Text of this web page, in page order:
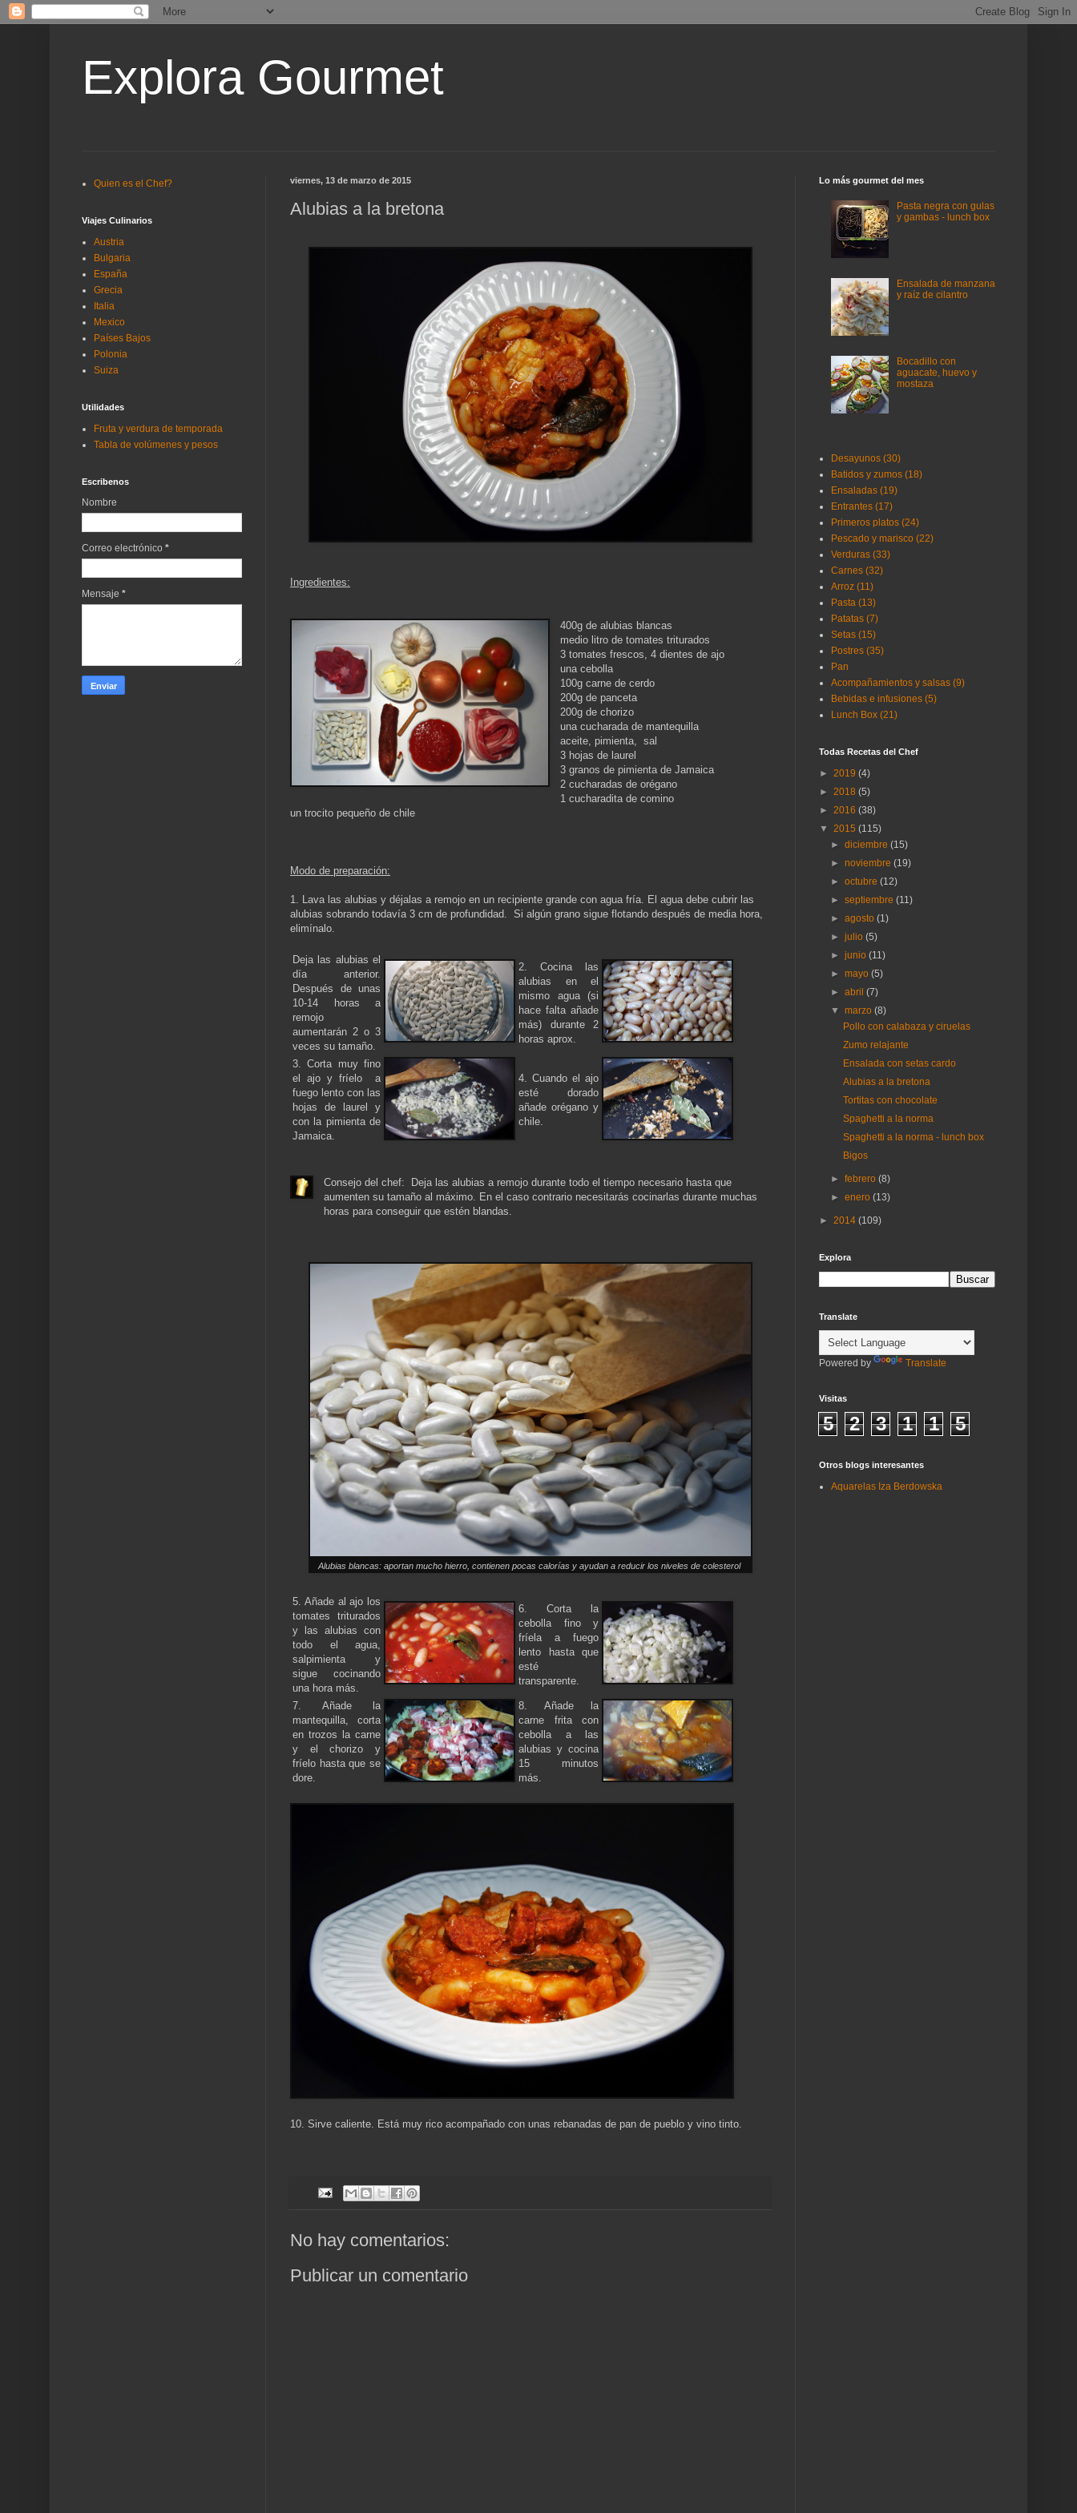
Explora Gourmet
viernes, 13 de marzo de 2015
Alubias a la bretona
Ingredientes:
400g de alubias blancas
medio litro de tomates triturados
3 tomates frescos,4 dientes de ajo
una cebolla
100g carne de cerdo
200g de panceta
200g de chorizo
una cucharada de mantequilla
aceite, pimienta,
sal
3 hojas de laurel
3 granos de pimienta de Jamaica
2 cucharadas de orégano
1 cucharadita de comino
un trocito pequeño de chile
Modo de preparación:
1. Lava las alubias y déjalas a remojo en un recipiente grande con agua fría. El agua debe cubrir las
alubias sobrando todavía 3 cm de profundidad. Si algún grano sigue flotando después de media hora,
elimínalo.
Deja las alubias el
día anterior.
Después de unas
10-14 horas a
remojo
aumentarán 2 o 3
veces su tamaño.
2. Cocina las
alubias en el
mismo agua (si
hace falta añade
más) durante 2
horas aprox.
3. Corta muy fino
el ajo y fríelo a
fuego lento con las
hojas de laurel y
con la pimienta de
Jamaica.
4. Cuando el ajo
esté dorado
añade orégano y
chile.
Consejo del chef: Deja las alubias a remojo durante todo el tiempo necesario hasta que
aumenten su tamaño al máximo. En el caso contrario necesitarás cocinarlas durante muchas
horas para conseguir que estén blandas.
Alubias blancas: aportan mucho hierro, contienen pocas calorías y ayudan a reducir los niveles de colesterol
5. Añade al ajo los
tomates triturados
y las alubias con
todo el agua,
salpimienta y
sigue cocinando
una hora más.
6. Corta la
cebolla fino y
fríela a fuego
lento hasta que
esté
transparente.
7. Añade la
mantequilla, corta
en trozos la carne
y el chorizo y
fríelo hasta que se
dore.
8. Añade la
carne frita con
cebolla a las
alubias y cocina
15 minutos
más.
10. Sirve caliente. Está muy rico acompañado con unas rebanadas de pan de pueblo y vino tinto.
No hay comentarios:
Publicar un comentario
Quien es el Chef?
Viajes Culinarios
Austria
Bulgaria
España
Grecia
Italia
Mexico
Países Bajos
Polonia
Suiza
Utilidades
Fruta y verdura de temporada
Tabla de volúmenes y pesos
Escribenos
Nombre
Correo electrónico *
Mensaje *
Lo más gourmet del mes
Pasta negra con gulas
y gambas - lunch box
Ensalada de manzana
y raíz de cilantro
Bocadillo con
aguacate, huevo y
mostaza
Desayunos (30)
Batidos y zumos (18)
Ensaladas (19)
Entrantes (17)
Primeros platos (24)
Pescado y marisco (22)
Verduras (33)
Carnes (32)
Arroz (11)
Pasta (13)
Patatas (7)
Setas (15)
Postres (35)
Pan
Acompañamientos y salsas (9)
Bebidas e infusiones (5)
Lunch Box (21)
Todas Recetas del Chef
► 2019 (4)
► 2018 (5)
► 2016 (38)
▼ 2015 (115)
►diciembre(15)
►noviembre(19)
►octubre(12)
►septiembre(11)
►agosto(1)
►julio(5)
►junio(11)
►mayo(5)
►abril(7)
▼marzo(8)
Pollo con calabaza y ciruelas
Zumo relajante
Ensalada con setas cardo
Alubias a la bretona
Tortitas con chocolate
Spaghetti a la norma
Spaghetti a la norma - lunch box
Bigos
►febrero(8)
►enero(13)
► 2014 (109)
Explora
Translate
Powered by Translate
Visitas
5 2 3 1 1 5
Otros blogs interesantes
Aquarelas Iza Berdowska